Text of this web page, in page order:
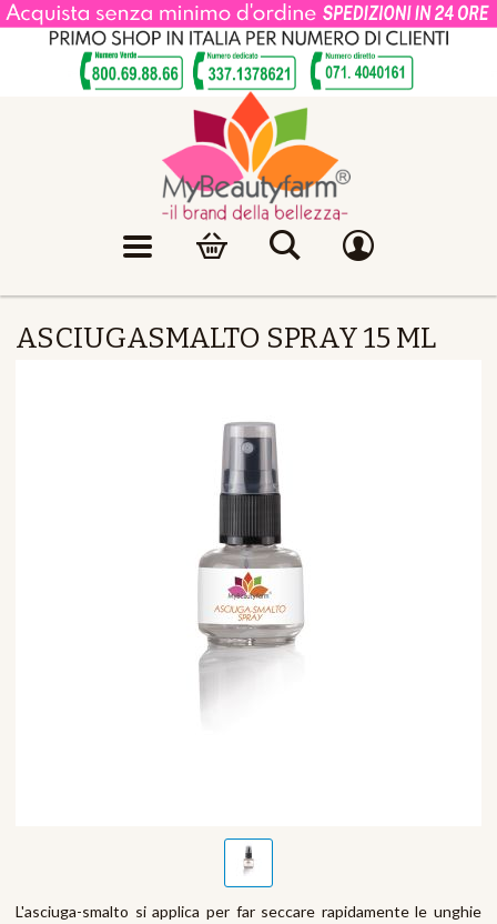
ASCIUGASMALTO SPRAY 15 ML
L'asciuga-smalto si applica per far seccare rapidamente le unghie